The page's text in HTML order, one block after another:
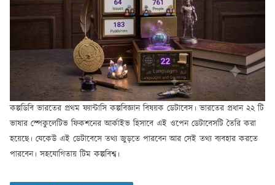
কল্পডিবি ভারতের প্রথম ফ্যান্টাসি কল্পবিজ্ঞান বিষয়ক ডেটাবেস। ভারতের প্রধান ২২ টি
ভাষার স্পেকুলেটিভ ফিকশনের আর্কাইভ হিসাবে এই ওপেন ডেটাবেসটি তৈরি করা
হয়েছে। যেকেউ এই ডেটাবেসে তথ্য জুড়তে পারবেন আর সেই তথ্য ব্যবহার করতে
পারবেন। সহযোগিতায় টিম কল্পবিশ্ব।